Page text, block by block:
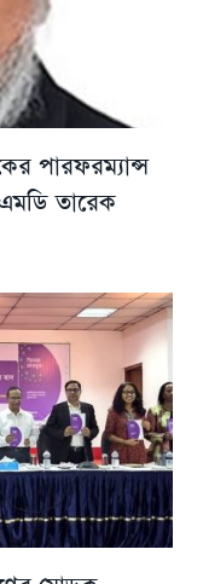
পারফরম্যান্স
তারেক